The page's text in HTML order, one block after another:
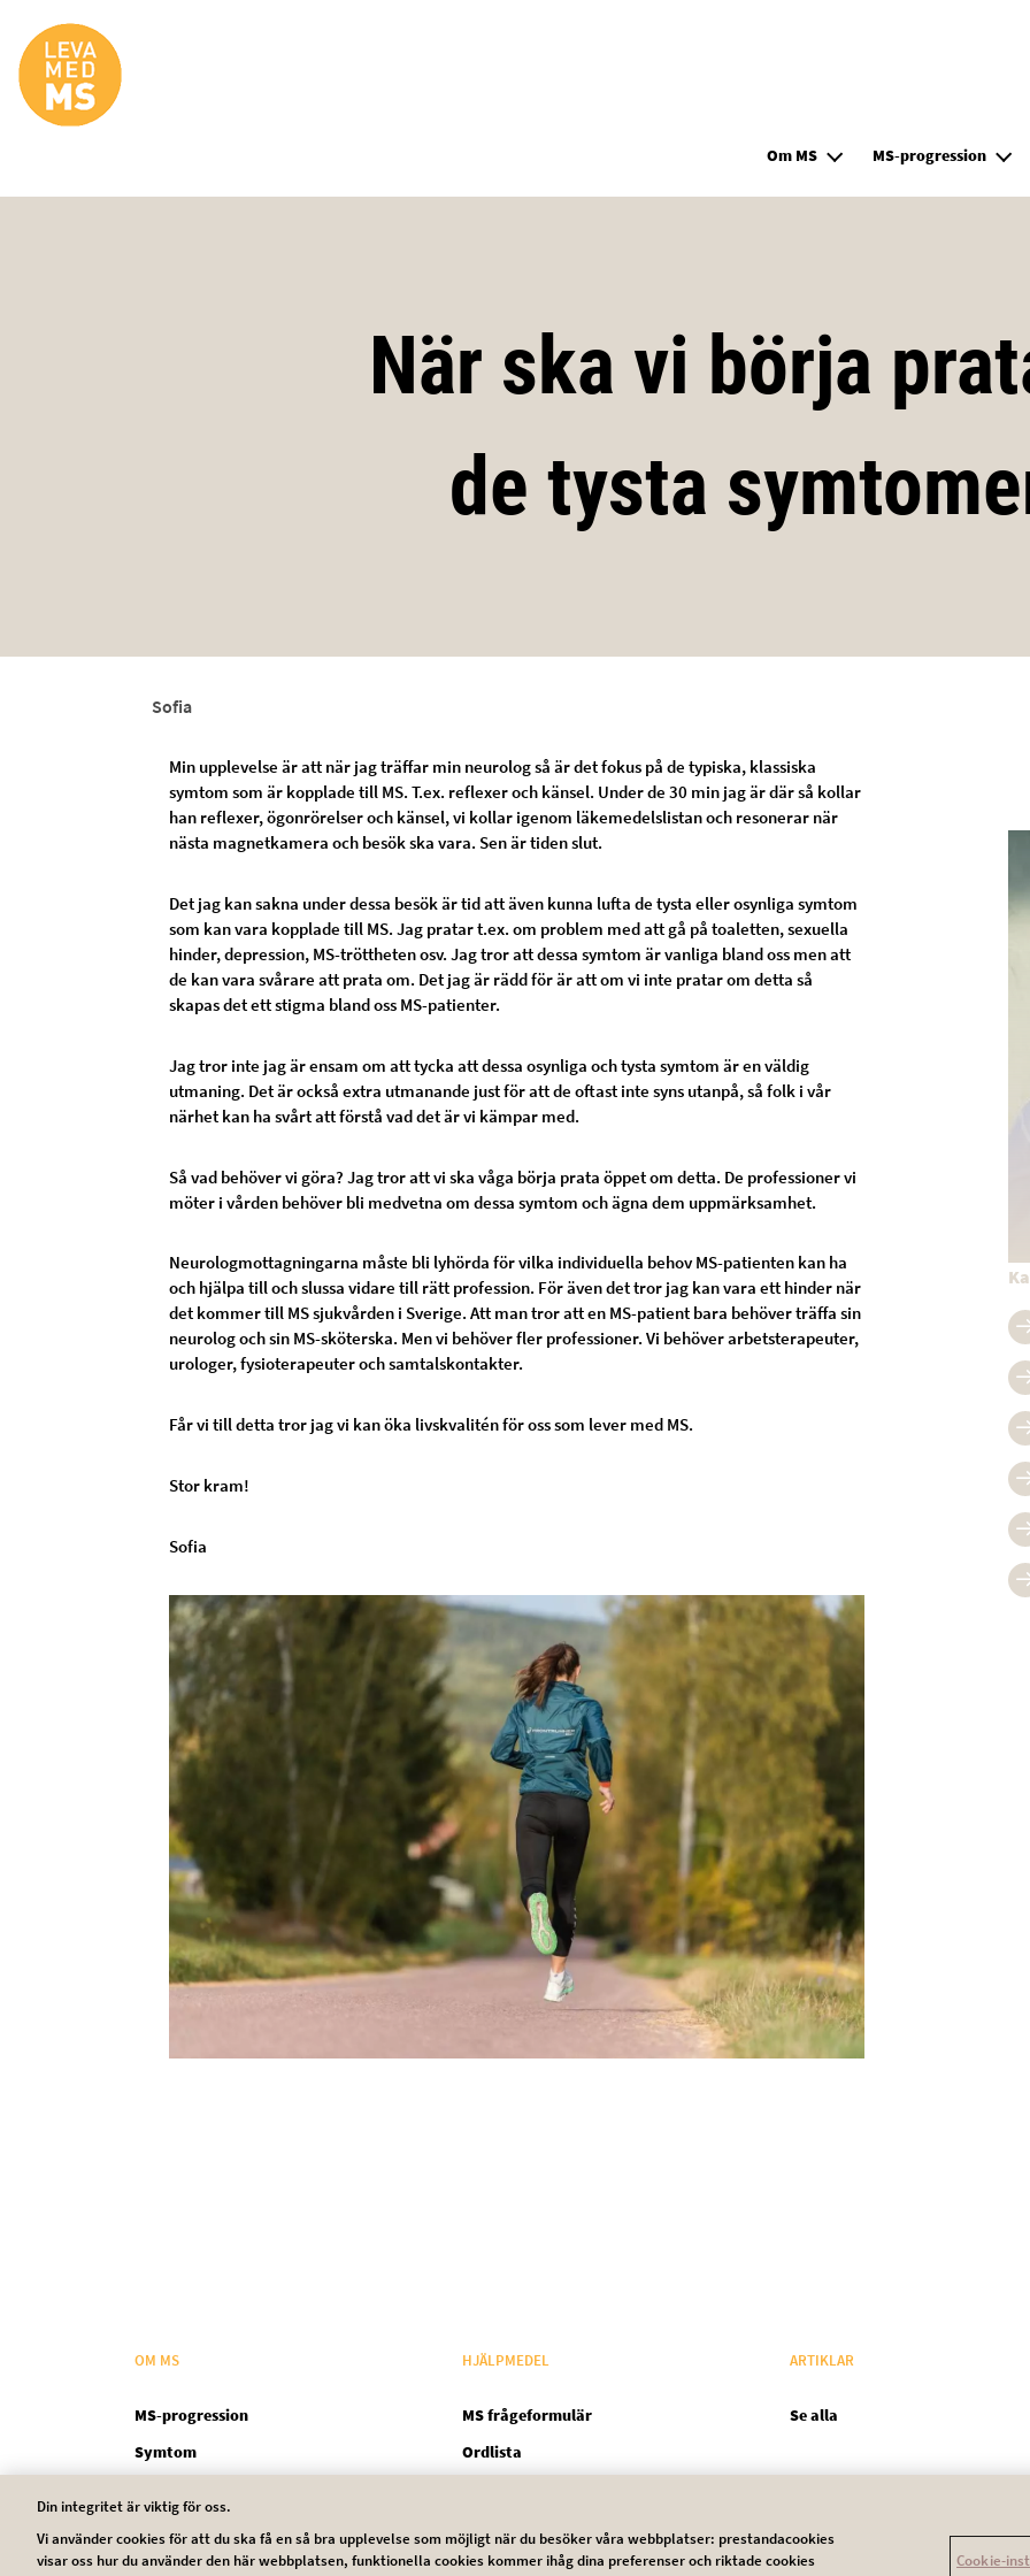
Site Logo
Om MS MS-progression
När ska vi börja
de tysta
Sofia
Min upplevelse är att när jag träffar min neurolog så är det fokus på de typiska, klassiska
symtom som är kopplade till MS. T.ex. reflexer och känsel. Under de 30 min jag är där så kollar
han reflexer, ögonrörelser och känsel, vi kollar igenom läkemedelslistan och resonerar när
nästa magnetkamera och besök ska vara. Sen är tiden slut.
Det jag kan sakna under dessa besök är tid att även kunna lufta de tysta eller osynliga symtom
som kan vara kopplade till MS. Jag pratar t.ex. om problem med att gå på toaletten, sexuella
hinder, depression, MS-tröttheten osv. Jag tror att dessa symtom är vanliga bland oss men att
de kan vara svårare att prata om. Det jag är rädd för är att om vi inte pratar om detta så
skapas det ett stigma bland oss MS-patienter.
Jag tror inte jag är ensam om att tycka att dessa osynliga och tysta symtom är en väldig
utmaning. Det är också extra utmanande just för att de oftast inte syns utanpå, så folk i vår
närhet kan ha svårt att förstå vad det är vi kämpar med.
Så vad behöver vi göra? Jag tror att vi ska våga börja prata öppet om detta. De professioner vi
möter i vården behöver bli medvetna om dessa symtom och ägna dem uppmärksamhet.
Neurologmottagningarna måste bli lyhörda för vilka individuella behov MS-patienten kan ha
och hjälpa till och slussa vidare till rätt profession. För även det tror jag kan vara ett hinder när
det kommer till MS sjukvården i Sverige. Att man tror att en MS-patient bara behöver träffa sin
neurolog och sin MS-sköterska. Men vi behöver fler professioner. Vi behöver arbetsterapeuter,
urologer, fysioterapeuter och samtalskontakter.
Får vi till detta tror jag vi kan öka livskvalitén för oss som lever med MS.
Stor kram!
Sofia
OM MS
MS-progression
Symtom
HJÄLPMEDEL
MS frågeformulär
Ordlista
ARTIKLAR
Se alla
Legal SV
Din integritet är viktig för oss.
Vi använder cookies för att du ska få en så bra upplevelse som möjligt när du besöker våra webbplatser: prestandacookies
visar oss hur du använder den här webbplatsen, funktionella cookies kommer ihåg dina preferenser och riktade cookies
Cookie-